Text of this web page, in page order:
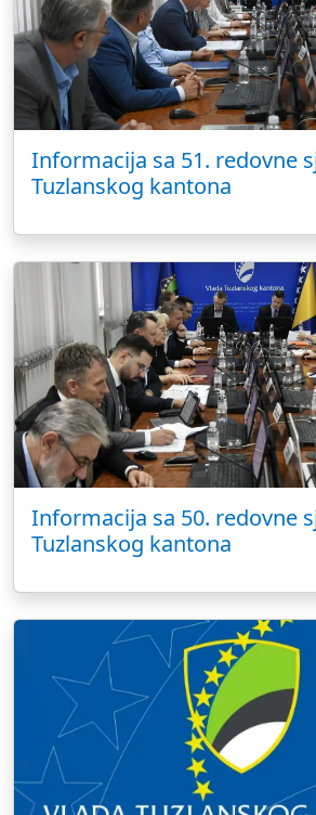
Informacija sa 51. redovne
Tuzlanskog kantona
Informacija sa 50. redovne
Tuzlanskog kantona